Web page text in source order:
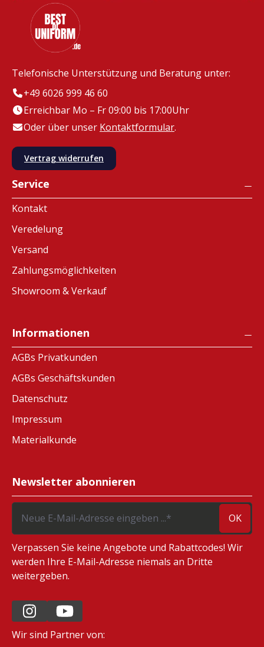
Telefonische Unterstützung und Beratung unter:
+49 6026 999 46 60
Erreichbar Mo – Fr 09:00 bis 17:00Uhr
Oder über unser Kontaktformular.
Vertrag widerrufen
Service
Kontakt
Veredelung
Versand
Zahlungsmöglichkeiten
Showroom & Verkauf
Informationen
AGBs Privatkunden
AGBs Geschäftskunden
Datenschutz
Impressum
Materialkunde
Newsletter abonnieren
OK
Verpassen Sie keine Angebote und Rabattcodes! Wir
werden Ihre E-Mail-Adresse niemals an Dritte
weitergeben.
Wir sind Partner von: